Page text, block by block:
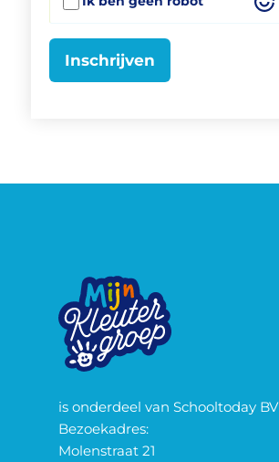
is onderdeel van Schooltoday BV
Bezoekadres:
Molenstraat 21